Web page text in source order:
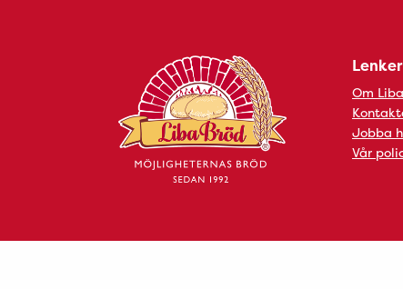
Lenker
Om
Jobba
Vår